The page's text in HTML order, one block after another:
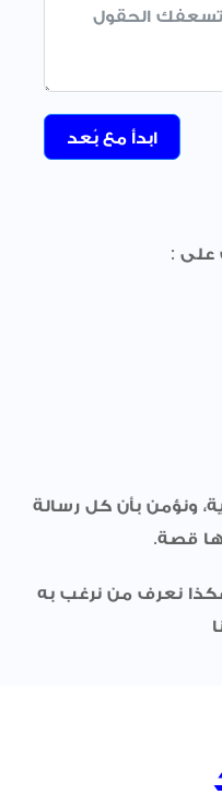
ابدأ مع بُعد
على :
ونؤمن بأن كل رسالة
قصة.
نعرف من نرغب به